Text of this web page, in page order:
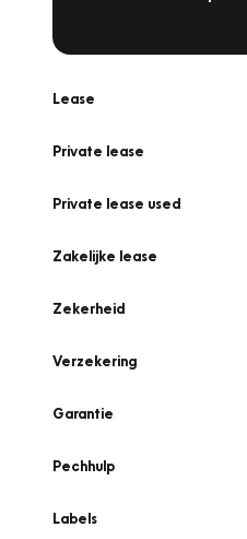
Lease
Private lease
Private lease used
Zakelijke lease
Zekerheid
Verzekering
Garantie
Pechhulp
Labels